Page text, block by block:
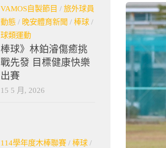
VAMOS自製節目 / 旅外球員
動態 / 晚安體育新聞 / 棒球 /
球類運動
棒球》林鉑濬傷癒挑
戰先發 目標健康快樂
出賽
15 5 月, 2026
114學年度木棒聯賽 / 棒球 /